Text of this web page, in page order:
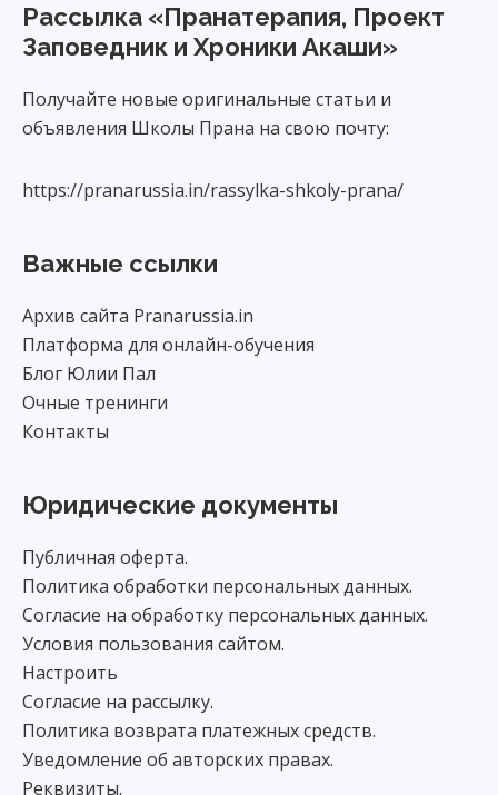
Footer
Рассылка «Пранатерапия, Проект
Заповедник и Хроники Акаши»
Получайте новые оригинальные статьи и
объявления Школы Прана на свою почту:
https://pranarussia.in/rassylka-shkoly-prana/
Важные ссылки
Архив сайта Pranarussia.in
Платформа для онлайн-обучения
Блог Юлии Пал
Очные тренинги
Контакты
Юридические документы
Публичная оферта.
Политика обработки персональных данных.
Согласие на обработку персональных данных.
Условия пользования сайтом.
Настроить
Согласие на рассылку.
Политика возврата платежных средств.
Уведомление об авторских правах.
Реквизиты.